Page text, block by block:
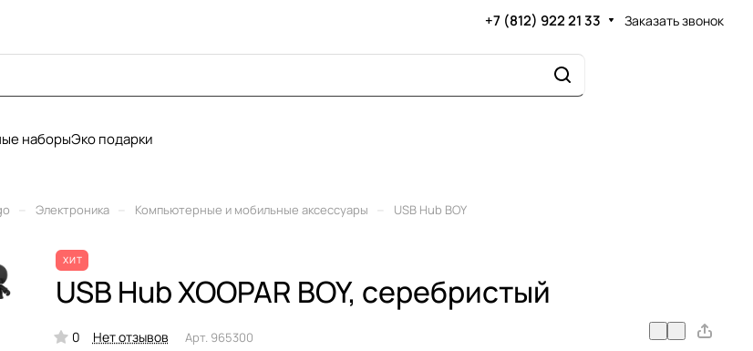
+7 (812) 922 21 33 Заказать звонок
наборыЭко подарки
Электроника Компьютерные и мобильные аксессуары USB Hub BOY
ХИТ
USB Hub XOOPAR BOY, серебристый
0 Нет отзывов Арт. 965300